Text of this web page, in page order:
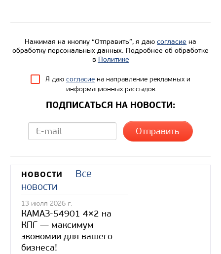
Нажимая на кнопку “Отправить”, я даю согласие на
обработку персональных данных. Подробнее об обработке
в Политике
Я даю согласие на направление рекламных и
информационных рассылок
ПОДПИСАТЬСЯ НА НОВОСТИ:
НОВОСТИ
Все
новости
13 июля 2026 г.
КАМАЗ-54901 4×2 на
КПГ — максимум
экономии для вашего
бизнеса!